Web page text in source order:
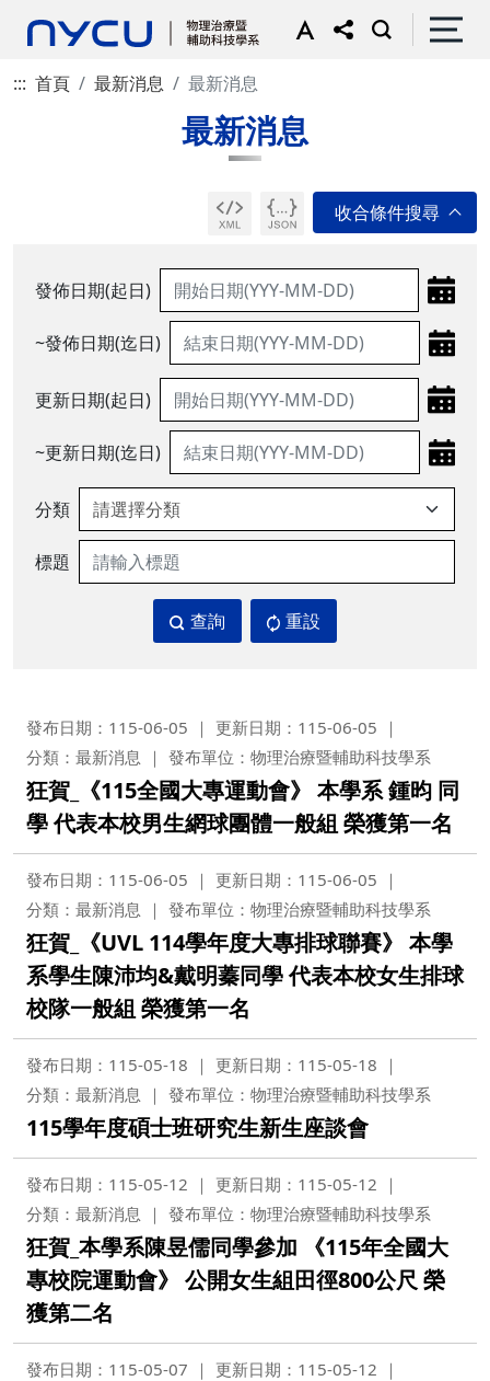
::: 首頁 最新消息 最新消息
最新消息
發佈日期(起日)
~發佈日期(迄日)
更新日期(起日)
~更新日期(迄日)
分類
標題
查詢 重設
發布日期：115-06-05
更新日期：115-06-05
分類：最新消息
發布單位：物理治療暨輔助科技學系
狂賀_《115全國大專運動會》 本學系 鍾昀 同
學 代表本校男生網球團體一般組 榮獲第一名
發布日期：115-06-05
更新日期：115-06-05
分類：最新消息
發布單位：物理治療暨輔助科技學系
狂賀_《UVL 114學年度大專排球聯賽》 本學
系學生陳沛均&戴明蓁同學 代表本校女生排球
校隊一般組 榮獲第一名
發布日期：115-05-18
更新日期：115-05-18
分類：最新消息
發布單位：物理治療暨輔助科技學系
115學年度碩士班研究生新生座談會
發布日期：115-05-12
更新日期：115-05-12
分類：最新消息
發布單位：物理治療暨輔助科技學系
狂賀_本學系陳昱儒同學參加 《115年全國大
專校院運動會》 公開女生組田徑800公尺 榮
獲第二名
發布日期：115-05-07
更新日期：115-05-12